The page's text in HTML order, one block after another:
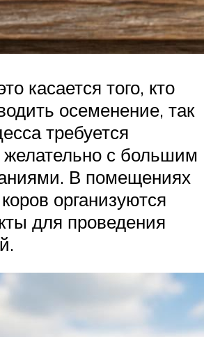
касается того, кто
осеменение, так
требуется
желательно с большим
В помещениях
организуются
для проведения